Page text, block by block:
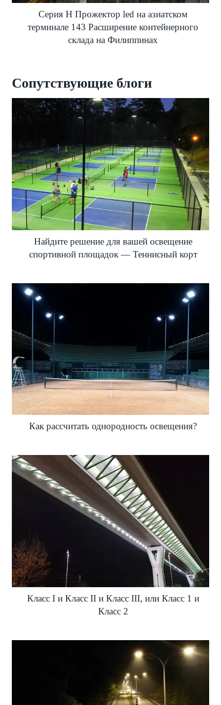
Серия H Прожектор led на азиатском
терминале 143 Расширение контейнерного
склада на Филиппинах
Сопутствующие блоги
Найдите решение для вашей освещение
спортивной площадок — Теннисный корт
Как рассчитать однородность освещения?
Класс I и Класс II и Класс III, или Класс 1 и
Класс 2